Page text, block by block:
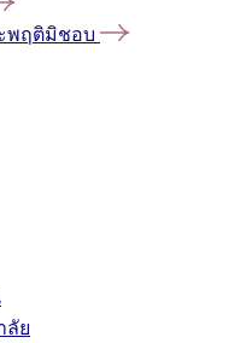
พฤติมิชอบ
ลัย